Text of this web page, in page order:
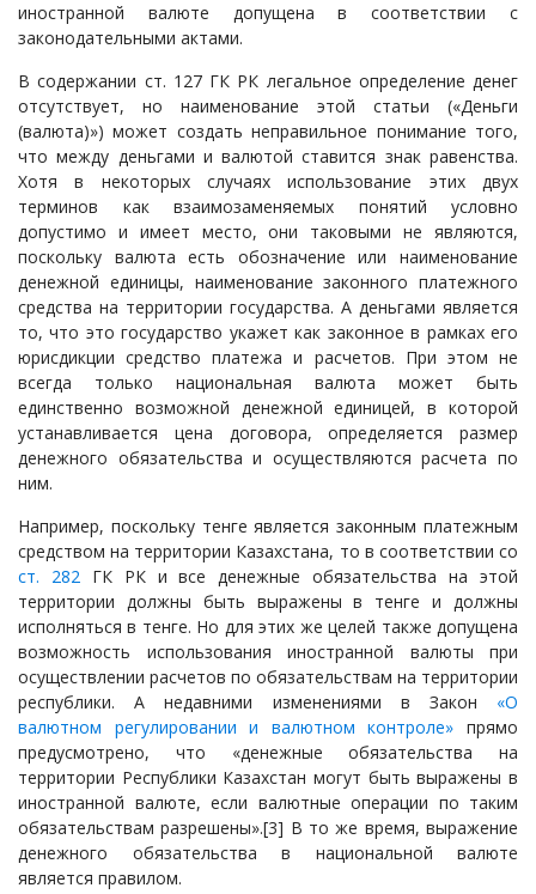
иностранной валюте допущена в соответствии с
законодательными актами.
В содержании ст. 127 ГК РК легальное определение денег
отсутствует, но наименование этой статьи («Деньги
(валюта)») может создать неправильное понимание того,
что между деньгами и валютой ставится знак равенства.
Хотя в некоторых случаях использование этих двух
терминов как взаимозаменяемых понятий условно
допустимо и имеет место, они таковыми не являются,
поскольку валюта есть обозначение или наименование
денежной единицы, наименование законного платежного
средства на территории государства. А деньгами является
то, что это государство укажет как законное в рамках его
юрисдикции средство платежа и расчетов. При этом не
всегда только национальная валюта может быть
единственно возможной денежной единицей, в которой
устанавливается цена договора, определяется размер
денежного обязательства и осуществляются расчета по
ним.
Например, поскольку тенге является законным платежным
средством на территории Казахстана, то в соответствии со
ст. 282ГК РК и все денежные обязательства на этой
территории должны быть выражены в тенге и должны
исполняться в тенге. Но для этих же целей также допущена
возможность использования иностранной валюты при
осуществлении расчетов по обязательствам на территории
республики. А недавними изменениями в Закон «О
валютном регулировании и валютном контроле» прямо
предусмотрено, что «денежные обязательства на
территории Республики Казахстан могут быть выражены в
иностранной валюте, если валютные операции по таким
обязательствам разрешены».[3] В то же время, выражение
денежного обязательства в национальной валюте
является правилом.